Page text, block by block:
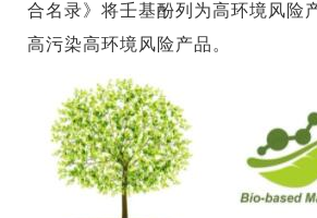
合名录》将壬基酚列为高环境风险
高污染高环境风险产品。